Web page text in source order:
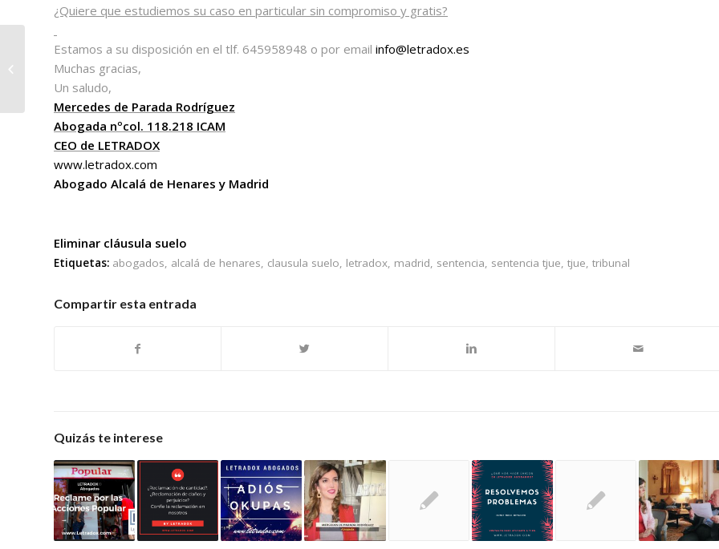
¿Quiere que estudiemos su caso en particular sin compromiso y gratis?
Estamos a su disposición en el tlf. 645958948 o por email info@letradox.es
Muchas gracias,
Un saludo,
Mercedes de Parada Rodríguez
Abogada nºcol. 118.218 ICAM
CEO de LETRADOX
www.letradox.com
Abogado Alcalá de Henares y Madrid
Eliminar cláusula suelo
Etiquetas: abogados alcalá de henares clausula suelo letradox madrid sentencia sentencia tjue tjue tribunal
Compartir esta entrada
Quizás te interese
TRÁMITES DE LA SUCESIÓN.
HERENCIAS. Letradox Abogados